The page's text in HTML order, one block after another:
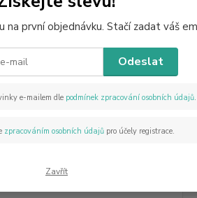
na první objednávku. Stačí zadat váš
Odeslat
e-mailem dle podmínek zpracování osobních údajů.
zpracováním osobních údajůpro účely registrace.
Zavřít